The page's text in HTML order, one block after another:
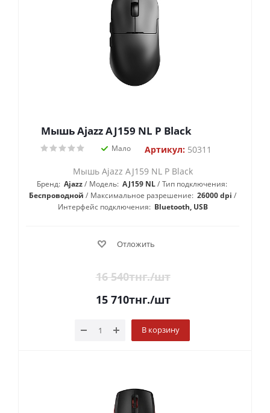
Мышь Ajazz AJ159 NL P Black
Мало Артикул:50311
Мышь Ajazz AJ159 NL P Black
Бренд: Ajazz Модель: AJ159 NL
Тип подключения:
Беспроводной
Максимальное разрешение: 26000 dpi
Интерфейс подключения: Bluetooth, USB
Отложить
16 540тнг./шт
15 710тнг./шт
В корзину